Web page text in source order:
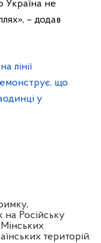
Україна не
– додав
на Російську
територій.